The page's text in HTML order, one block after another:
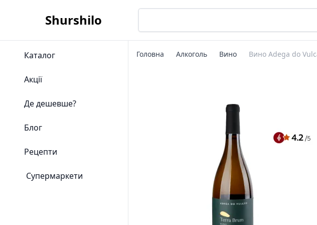
Shurshilo
Каталог
Акції
Де дешевше?
Блог
Рецепти
Супермаркети
Головна Алкоголь Вино Вино Adega do